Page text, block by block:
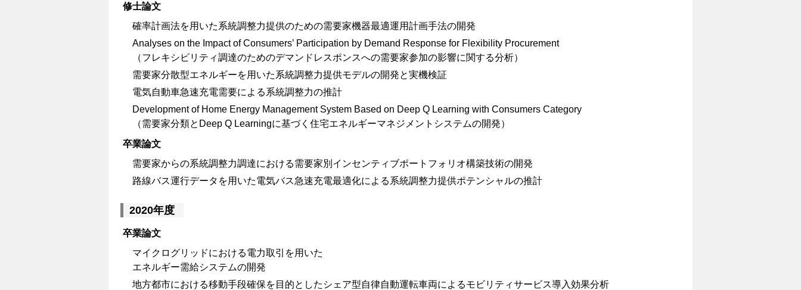
修士論文
確率計画法を用いた系統調整力提供のための需要家機器最適運用計画手法の開発
Analyses on the Impact of Consumers’ Participation by Demand Response for Flexibility Procurement
（フレキシビリティ調達のためのデマンドレスポンスへの需要家参加の影響に関する分析）
需要家分散型エネルギーを用いた系統調整力提供モデルの開発と実機検証
電気自動車急速充電需要による系統調整力の推計
Development of Home Energy Management System Based on Deep Q Learning with Consumers Category
（需要家分類とDeep Q Learningに基づく住宅エネルギーマネジメントシステムの開発）
卒業論文
需要家からの系統調整力調達における需要家別インセンティブポートフォリオ構築技術の開発
路線バス運行データを用いた電気バス急速充電最適化による系統調整力提供ポテンシャルの推計
2020年度
卒業論文
マイクログリッドにおける電力取引を用いた
エネルギー需給システムの開発
地方都市における移動手段確保を目的としたシェア型自律自動運転車両によるモビリティサービス導入効果分析